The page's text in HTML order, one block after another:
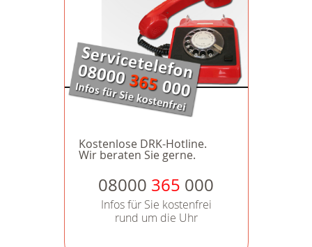
Kostenlose DRK-Hotline.
Wir beraten Sie gerne.
08000 365 000
Infos für Sie kostenfrei
rund um die Uhr